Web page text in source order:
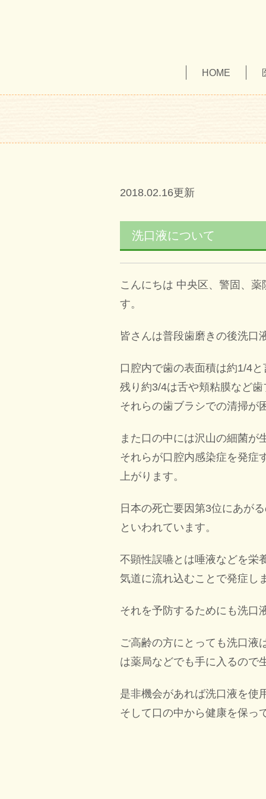
HOME
2018.02.16更新
洗口液について
こんにちは 中央区、警固、
す。
皆さんは普段歯磨きの後洗口
口腔内で歯の表面積は約1/4
残り約3/4は舌や頬粘膜など
それらの歯ブラシでの清掃が
また口の中には沢山の細菌が
それらが口腔内感染症を発症
上がります。
日本の死亡要因第3位にあが
といわれています。
不顕性誤嚥とは唾液などを栄
気道に流れ込むことで発症し
それを予防するためにも洗口
ご高齢の方にとっても洗口液
は薬局などでも手に入るので
是非機会があれば洗口液を使
そして口の中から健康を保っ